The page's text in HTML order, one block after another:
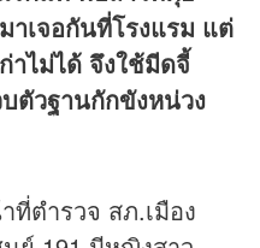
าเจอกันที่โรงแรม แต่
าไม่ได้ จึงใช้มีดจี้
ตัวฐานกักขังหน่วง
ที่ตำรวจ สภ.เมือง